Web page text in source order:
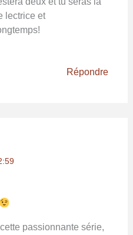
lectrice et
Répondre
passionnante série,